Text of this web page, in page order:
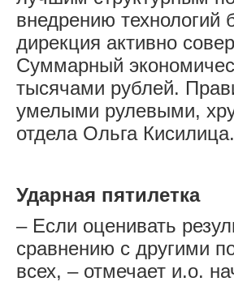
внедрению технологий
дирекция активно
Суммарный
тысячами рублей.
умелыми рулевыми,
отдела Ольга Кисилица.
Ударная пятилетка
– Если оценивать
сравнению с другими
всех, – отмечает и.о.